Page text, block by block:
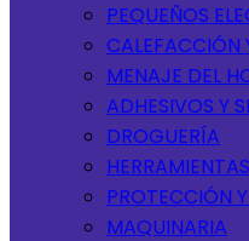
PEQUEÑOS
CALEFACCIÓN
MENAJE DEL
ADHESIVOS Y
DROGUERÍA
HERRAMIENTAS
PROTECCIÓN
MAQUINARIA